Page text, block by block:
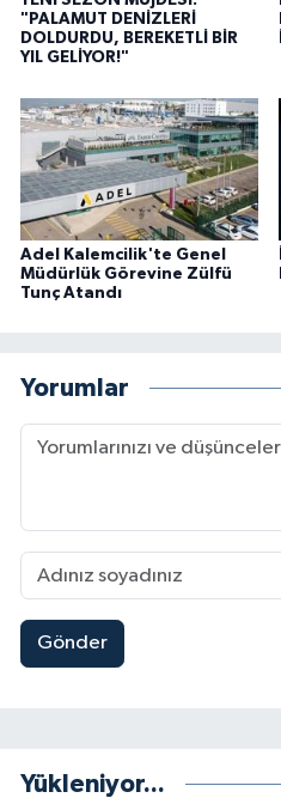
"PALAMUT DENİZLERİ
DOLDURDU, BEREKETLİ BİR
YIL GELİYOR!"
Adel Kalemcilik'te Genel
Müdürlük Görevine Zülfü
Tunç Atandı
Yorumlar
Gönder
Yükleniyor...